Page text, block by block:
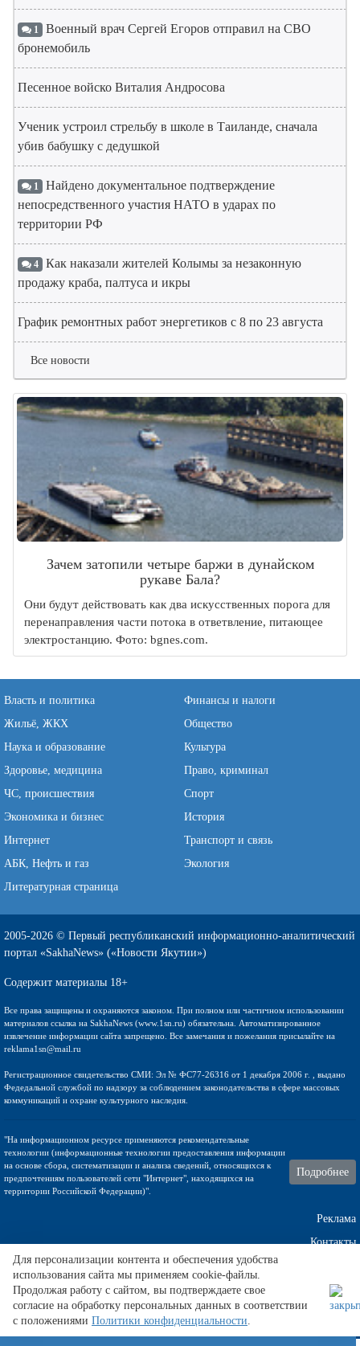
1 Военный врач Сергей Егоров отправил на СВО
бронемобиль
Песенное войско Виталия Андросова
Ученик устроил стрельбу в школе в Таиланде, сначала
убив бабушку с дедушкой
1 Найдено документальное подтверждение
непосредственного участия НАТО в ударах по
территории РФ
4 Как наказали жителей Колымы за незаконную
продажу краба, палтуса и икры
График ремонтных работ энергетиков с 8 по 23 августа
Все новости
Зачем затопили четыре баржи в дунайском
рукаве Бала?
Они будут действовать как два искусственных порога для
перенаправления части потока в ответвление, питающее
электростанцию. Фото: bgnes.com.
Власть и политика
Финансы и налоги
Жильё, ЖКХ
Общество
Наука и образование
Культура
Здоровье, медицина
Право, криминал
ЧС, происшествия
Спорт
Экономика и бизнес
История
Интернет
Транспорт и связь
АБК, Нефть и газ
Экология
Литературная страница
2005-2026 © Первый республиканский информационно-аналитический
портал «SakhaNews» («Новости Якутии»)
Содержит материалы 18+
Все права защищены и охраняются законом. При полном или частичном использовании
материалов ссылка на SakhaNews (www.1sn.ru) обязательна. Автоматизированное
извлечение информации сайта запрещено. Все замечания и пожелания присылайте на
reklama1sn@mail.ru
Регистрационное свидетельство СМИ: Эл № ФС77-26316 от 1 декабря 2006 г. , выдано
Федедальной службой по надзору за соблюдением законодательства в сфере массовых
коммуникаций и охране культурного наследия.
"На информационном ресурсе применяются рекомендательные
технологии (информационные технологии предоставления информации
на основе сбора, систематизации и анализа сведений, относящихся к
предпочтениям пользователей сети "Интернет", находящихся на
территории Российской Федерации)".
Подробнее
Реклама
Контакты
Техническа поддержка
Для персонализации контента и обеспечения удобства
использования сайта мы применяем cookie-файлы.
Продолжая работу с сайтом, вы подтверждаете свое
согласие на обработку персональных данных в соответствии
с положениями Политики конфиденциальности.